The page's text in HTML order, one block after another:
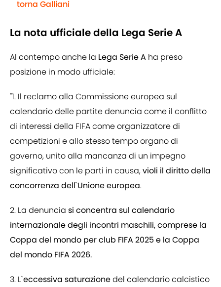
torna Galliani
La nota ufficiale della Lega Serie A
Al contempo anche la Lega Serie A ha preso
posizione in modo ufficiale:
"1. Il reclamo alla Commissione europea sul
calendario delle partite denuncia come il conflitto
di interessi della FIFA come organizzatore di
competizioni e allo stesso tempo organo di
governo, unito alla mancanza di un impegno
significativo con le parti in causa,violi il diritto della
concorrenza dell`Unione europea.
2. La denuncia si concentra sul calendario
internazionale degli incontri maschili, comprese la
Coppa del mondo per club FIFA 2025 e la Coppa
del mondo FIFA 2026.
3. L`eccessiva saturazionedel calendario calcistico